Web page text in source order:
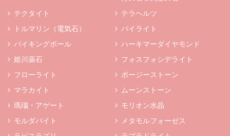
テクタイト
テラヘルツ
トルマリン（電気石）
パイライト
バイキングボール
ハーキマーダイヤモンド
姫川薬石
フォスフォシデライト
フローライト
ボージーストーン
マラカイト
ムーンストーン
瑪瑙・アゲート
モリオン水晶
モルダバイト
メタモルフォーゼス